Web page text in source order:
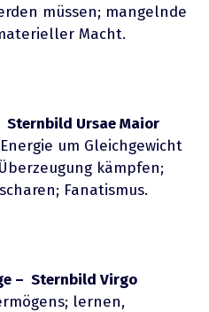
müssen; mangelnde
Macht.
Sternbild Ursae Maior
um Gleichgewicht
kämpfen;
Fanatismus.
– Sternbild Virgo
lernen,